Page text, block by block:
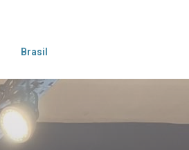
Brasil